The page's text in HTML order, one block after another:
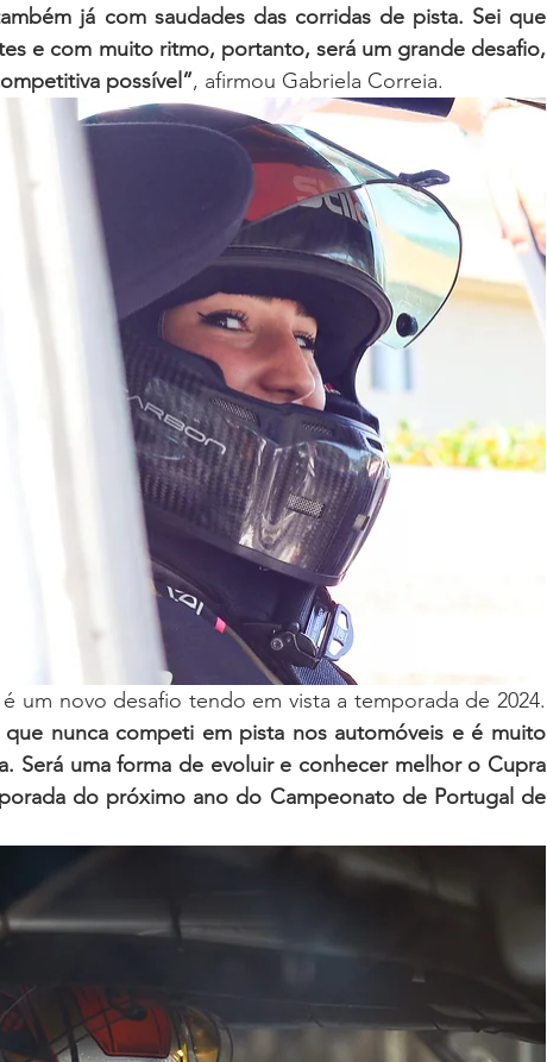
já com saudades das corridas de pista. Sei que
e com muito ritmo, portanto, será um grande desafio,
possível”, afirmou Gabriela Correia.
que nunca competi em pista nos automóveis e é muito
Será uma forma de evoluir e conhecer melhor o Cupra
do próximo ano do Campeonato de Portugal de